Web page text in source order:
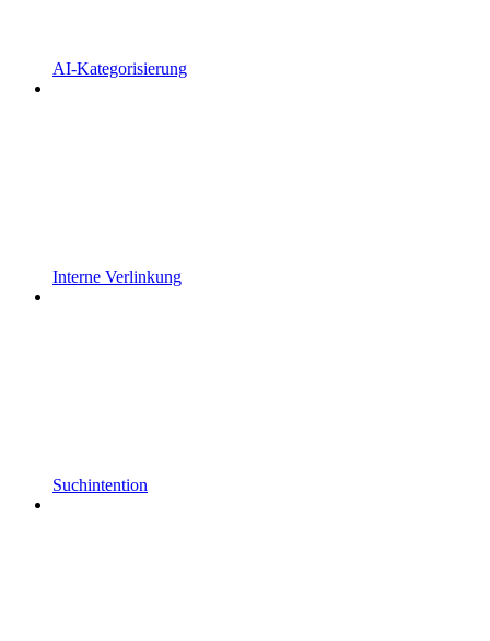
AI-Kategorisierung
Interne Verlinkung
Suchintention